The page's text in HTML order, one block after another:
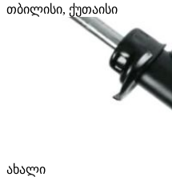
თბილისი, ქუთაისი
ახალი